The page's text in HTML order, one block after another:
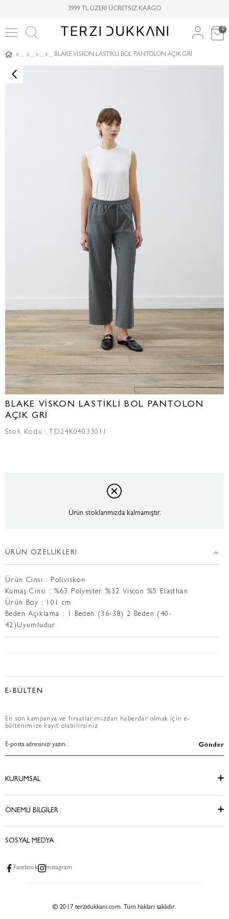
3999 TL ÜZERİ ÜCRETSİZ KARGO
0
BLAKE VİSKON LASTİKLİ BOL PANTOLON AÇIK GRİ
BLAKE VİSKON LASTİKLİ BOL PANTOLON
AÇIK GRİ
Stok Kodu TD24K04033011
Ürün stoklarımızda kalmamıştır.
ÜRÜN ÖZELLIKLERI
Ürün Cinsi : Poliviskon
Kumaş Cinsi : %63 Polyester %32 Viscon %5 Elasthan
Ürün Boy : 101 cm
Beden Açıklama : 1 Beden (36-38) 2 Beden (40-
42)Uyumludur
E-BÜLTEN
En son kampanya ve fırsatlarımızdan haberdar olmak için e-
bültenimize kayıt olabilirsiniz
Gönder
KURUMSAL
ÖNEMLİ BİLGİLER
SOSYAL MEDYA
Facebook Instagram
© 2017 terzidukkani.com. Tüm hakları saklıdır.